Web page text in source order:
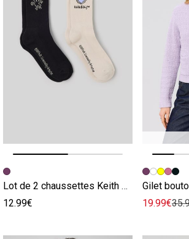
Image précédente
Image suivante
Lot de 2 chaussettes Keith Harring violet
12.99€
Image
Image
Gilet
19.99€